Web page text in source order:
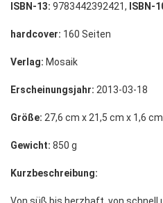
ISBN-13: 9783442392421, ISBN-
hardcover: 160 Seiten
Verlag: Mosaik
Erscheinungsjahr: 2013-03-18
Größe: 27,6 cm x 21,5 cm x 1,6 cm
Gewicht: 850 g
Kurzbeschreibung: